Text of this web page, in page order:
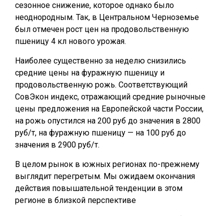
сезонное снижение, которое однако было
неоднородным. Так, в Центральном Черноземье
был отмечен рост цен на продовольственную
пшеницу 4 кл нового урожая.
Наиболее существенно за неделю снизились
средние цены на фуражную пшеницу и
продовольственную рожь. Соответствующий
СовЭкон индекс, отражающий средние рыночные
цены предложения на Европейской части России,
на рожь опустился на 200 руб до значения в 2800
руб/т, на фуражную пшеницу — на 100 руб до
значения в 2900 руб/т.
В целом рынок в южных регионах по-прежнему
выглядит перегретым. Мы ожидаем окончания
действия повышательной тенденции в этом
регионе в близкой перспективе